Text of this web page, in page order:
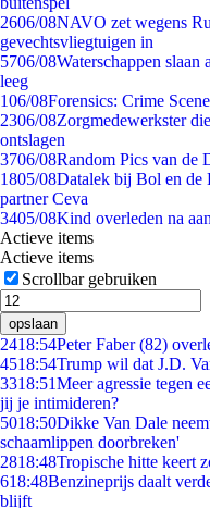
2606/08NAVO zet wegens
gevechtsvliegtuigen in
5706/08Waterschappen slaan
leeg
106/08Forensics: Crime
2306/08Zorgmedewerkster
ontslagen
3706/08Random Pics van de
1805/08Datalek bij Bol en de
partner Ceva
3405/08Kind overleden na
Actieve items
Actieve items
Scrollbar gebruiken
opslaan
2418:54Peter Faber (82)
4518:54Trump wil dat J.D.
3318:51Meer agressie tegen
jij je intimideren?
5018:50Dikke Van Dale
schaamlippen doorbreken'
2818:48Tropische hitte keert
618:48Benzineprijs daalt
blijft